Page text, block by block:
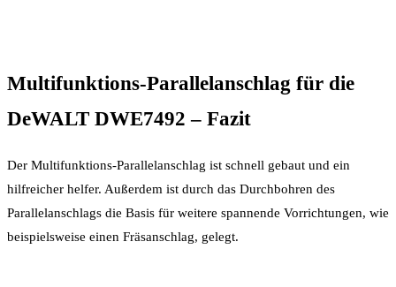
Multifunktions-Parallelanschlag für die
DeWALT DWE7492 – Fazit
Der Multifunktions-Parallelanschlag ist schnell gebaut und ein
hilfreicher helfer. Außerdem ist durch das Durchbohren des
Parallelanschlags die Basis für weitere spannende Vorrichtungen, wie
beispielsweise einen Fräsanschlag, gelegt.